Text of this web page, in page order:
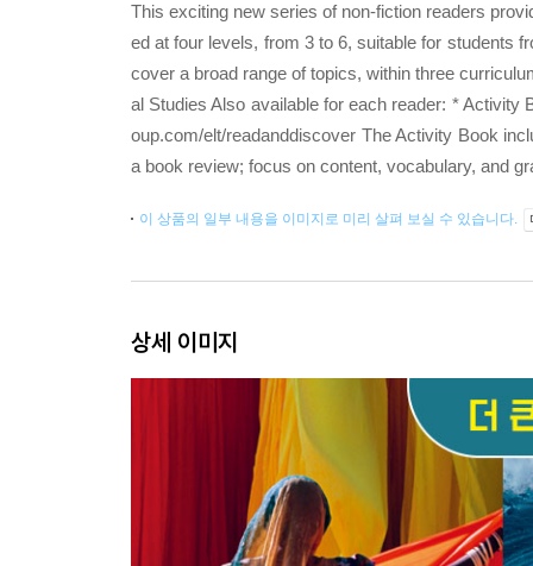
This exciting new series of non-fiction readers
ed at four levels, from 3 to 6, suitable for students
cover a broad range of topics, within three
al Studies Also available for each reader: * Activity
oup.com/elt/readanddiscover The Activity Book
a book review; focus on content, vocabulary, and
이 상품의 일부 내용을 이미지로 미리 살펴 보실 수 있습니다.
상세 이미지